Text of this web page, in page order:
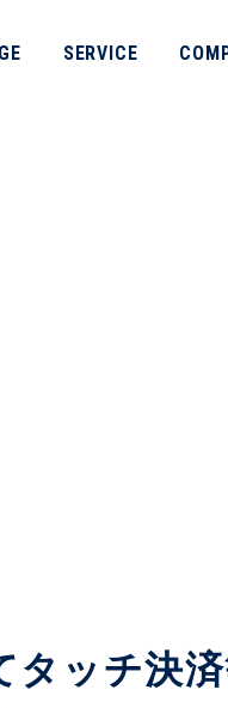
SERVICE
タッチ決